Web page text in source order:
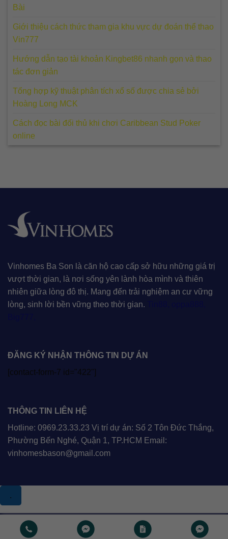
Bài
Giới thiệu cách thức tham gia khu vực dự đoán thể thao
Vin777
Hướng dẫn tạo tài khoản Kingbet86 nhanh gọn và thao
tác đơn giản
Tổng hợp kỹ thuật phân tích xổ số được chia sẻ bởi
Hoàng Long MCK
Cách đọc bài đối thủ khi chơi Caribbean Stud Poker
online
Vinhomes Ba Son là căn hộ cao cấp sở hữu những giá trị
vượt thời gian, là nơi sống yên lành hòa mình và thiên
nhiên giữa lòng đô thị. Mang đến trải nghiệm an cư vững
lòng, sinh lời bền vững theo thời gian.
ĐĂNG KÝ NHẬN THÔNG TIN DỰ ÁN
[contact-form-7 id="422"]
THÔNG TIN LIÊN HỆ
Hotline: 0969.23.33.23 Vị trí dự án: Số 2 Tôn Đức Thắng,
Phường Bến Nghé, Quận 1, TP.HCM Email:
vinhomesbason@gmail.com
.